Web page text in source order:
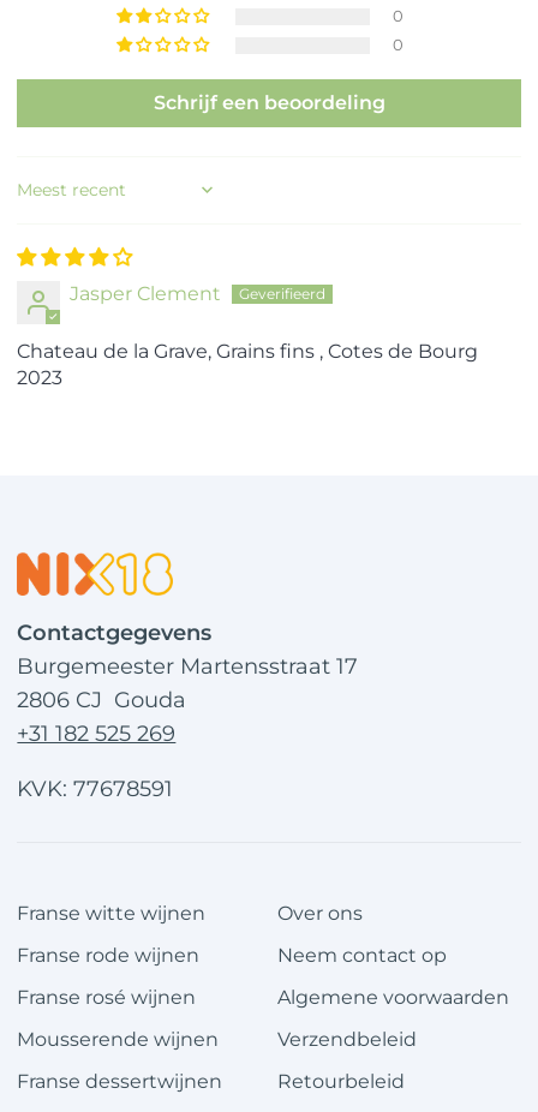
0
0
Schrijf een beoordeling
Sort by
Jasper Clement
Chateau de la Grave, Grains fins , Cotes de Bourg
2023
Contactgegevens
Burgemeester Martensstraat 17
2806 CJ Gouda
+31 182 525 269
KVK: 77678591
Franse witte wijnen
Franse rode wijnen
Franse rosé wijnen
Mousserende wijnen
Franse dessertwijnen
Over ons
Neem contact op
Algemene voorwaarden
Verzendbeleid
Retourbeleid